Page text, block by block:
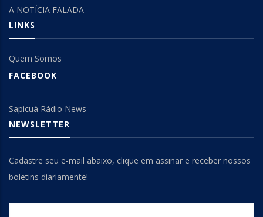
A NOTÍCIA FALADA
LINKS
Quem Somos
FACEBOOK
Sapicuá Rádio News
NEWSLETTER
Cadastre seu e-mail abaixo, clique em assinar e receber nossos
boletins diariamente!